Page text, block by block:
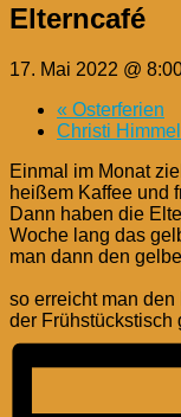
Elterncafé
17. Mai 2022 @
« Osterferien
Christi
Einmal im Monat
heißem Kaffee und
Dann haben die
Woche lang das
man dann den
so erreicht man
der Frühstückstisch